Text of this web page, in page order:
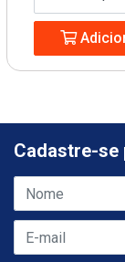
Cadastre-se